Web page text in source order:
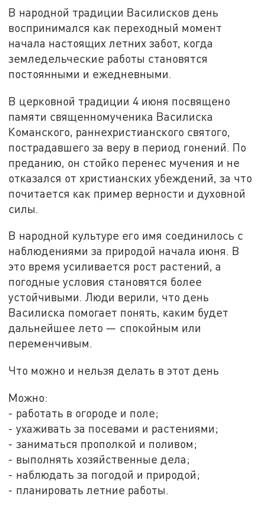
В народной традиции Василисков день
воспринимался как переходный момент
начала настоящих летних забот, когда
земледельческие работы становятся
постоянными и ежедневными.
В церковной традиции 4 июня посвящено
памяти священномученика Василиска
Команского, раннехристианского святого,
пострадавшего за веру в период гонений. По
преданию, он стойко перенес мучения и не
отказался от христианских убеждений, за что
почитается как пример верности и духовной
силы.
В народной культуре его имя соединилось с
наблюдениями за природой начала июня. В
это время усиливается рост растений, а
погодные условия становятся более
устойчивыми. Люди верили, что день
Василиска помогает понять, каким будет
дальнейшее лето — спокойным или
переменчивым.
Что можно и нельзя делать в этот день
Можно:
- работать в огороде и поле;
- ухаживать за посевами и растениями;
- заниматься прополкой и поливом;
- выполнять хозяйственные дела;
- наблюдать за погодой и природой;
- планировать летние работы.